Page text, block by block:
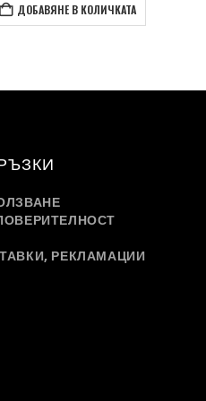
ДОБАВЯНЕ В КОЛИЧКАТА
РЕКЛАМАЦИИ